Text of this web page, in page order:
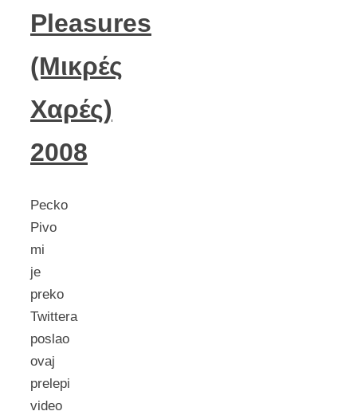
Pleasures
(Μικρές
Χαρές)
2008
Pecko
Pivo
mi
je
preko
Twittera
poslao
ovaj
prelepi
video